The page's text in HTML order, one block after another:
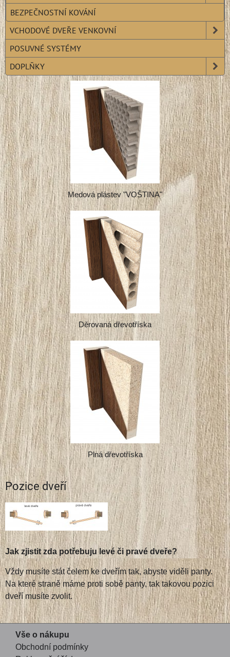
BEZPEČNOSTNÍ KOVÁNÍ
VCHODOVÉ DVEŘE VENKOVNÍ
POSUVNÉ SYSTÉMY
DOPLŇKY
Medová plástev "VOŠTINA"
Děrovaná dřevotříska
Plná dřevotříska
Pozice dveří
Jak zjistit zda potřebuju levé či pravé dveře?
Vždy musíte stát čelem ke dveřím tak, abyste viděli panty.
Na které straně máme proti sobě panty, tak takovou pozici
dveří musíte zvolit.
Vše o nákupu
Obchodní podmínky